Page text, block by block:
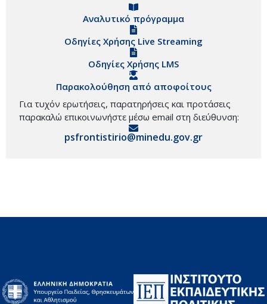
Αναλυτικό πρόγραμμα
Οδηγίες Χρήσης Live Streaming
Οδηγίες Χρήσης LMS
Παρακολούθηση από αποφοίτους
Για τυχόν ερωτήσεις, παρατηρήσεις και προτάσεις
παρακαλώ επικοινωνήστε μέσω email στη διεύθυνση:
psfrontistirio@minedu.gov.gr